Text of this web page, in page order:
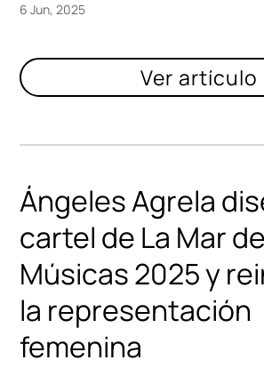
6 Jun, 2025
Ángeles Agrela
cartel de La Mar de
Músicas 2025 y
la representación
femenina